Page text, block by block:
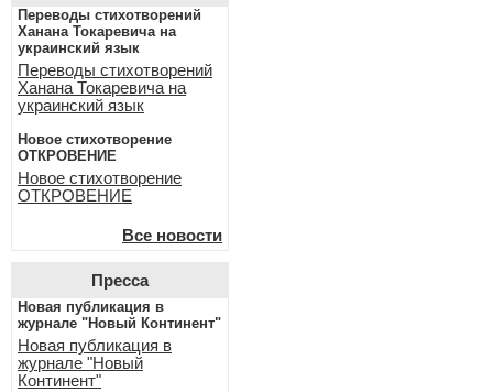
Переводы стихотворений
Ханана Токаревича на
украинский язык
Переводы стихотворений
Ханана Токаревича на
украинский язык
Новое стихотворение
ОТКРОВЕНИЕ
Новое стихотворение
ОТКРОВЕНИЕ
Все новости
Пресса
Новая публикация в
журнале "Новый Континент"
Новая публикация в
журнале "Новый
Континент"